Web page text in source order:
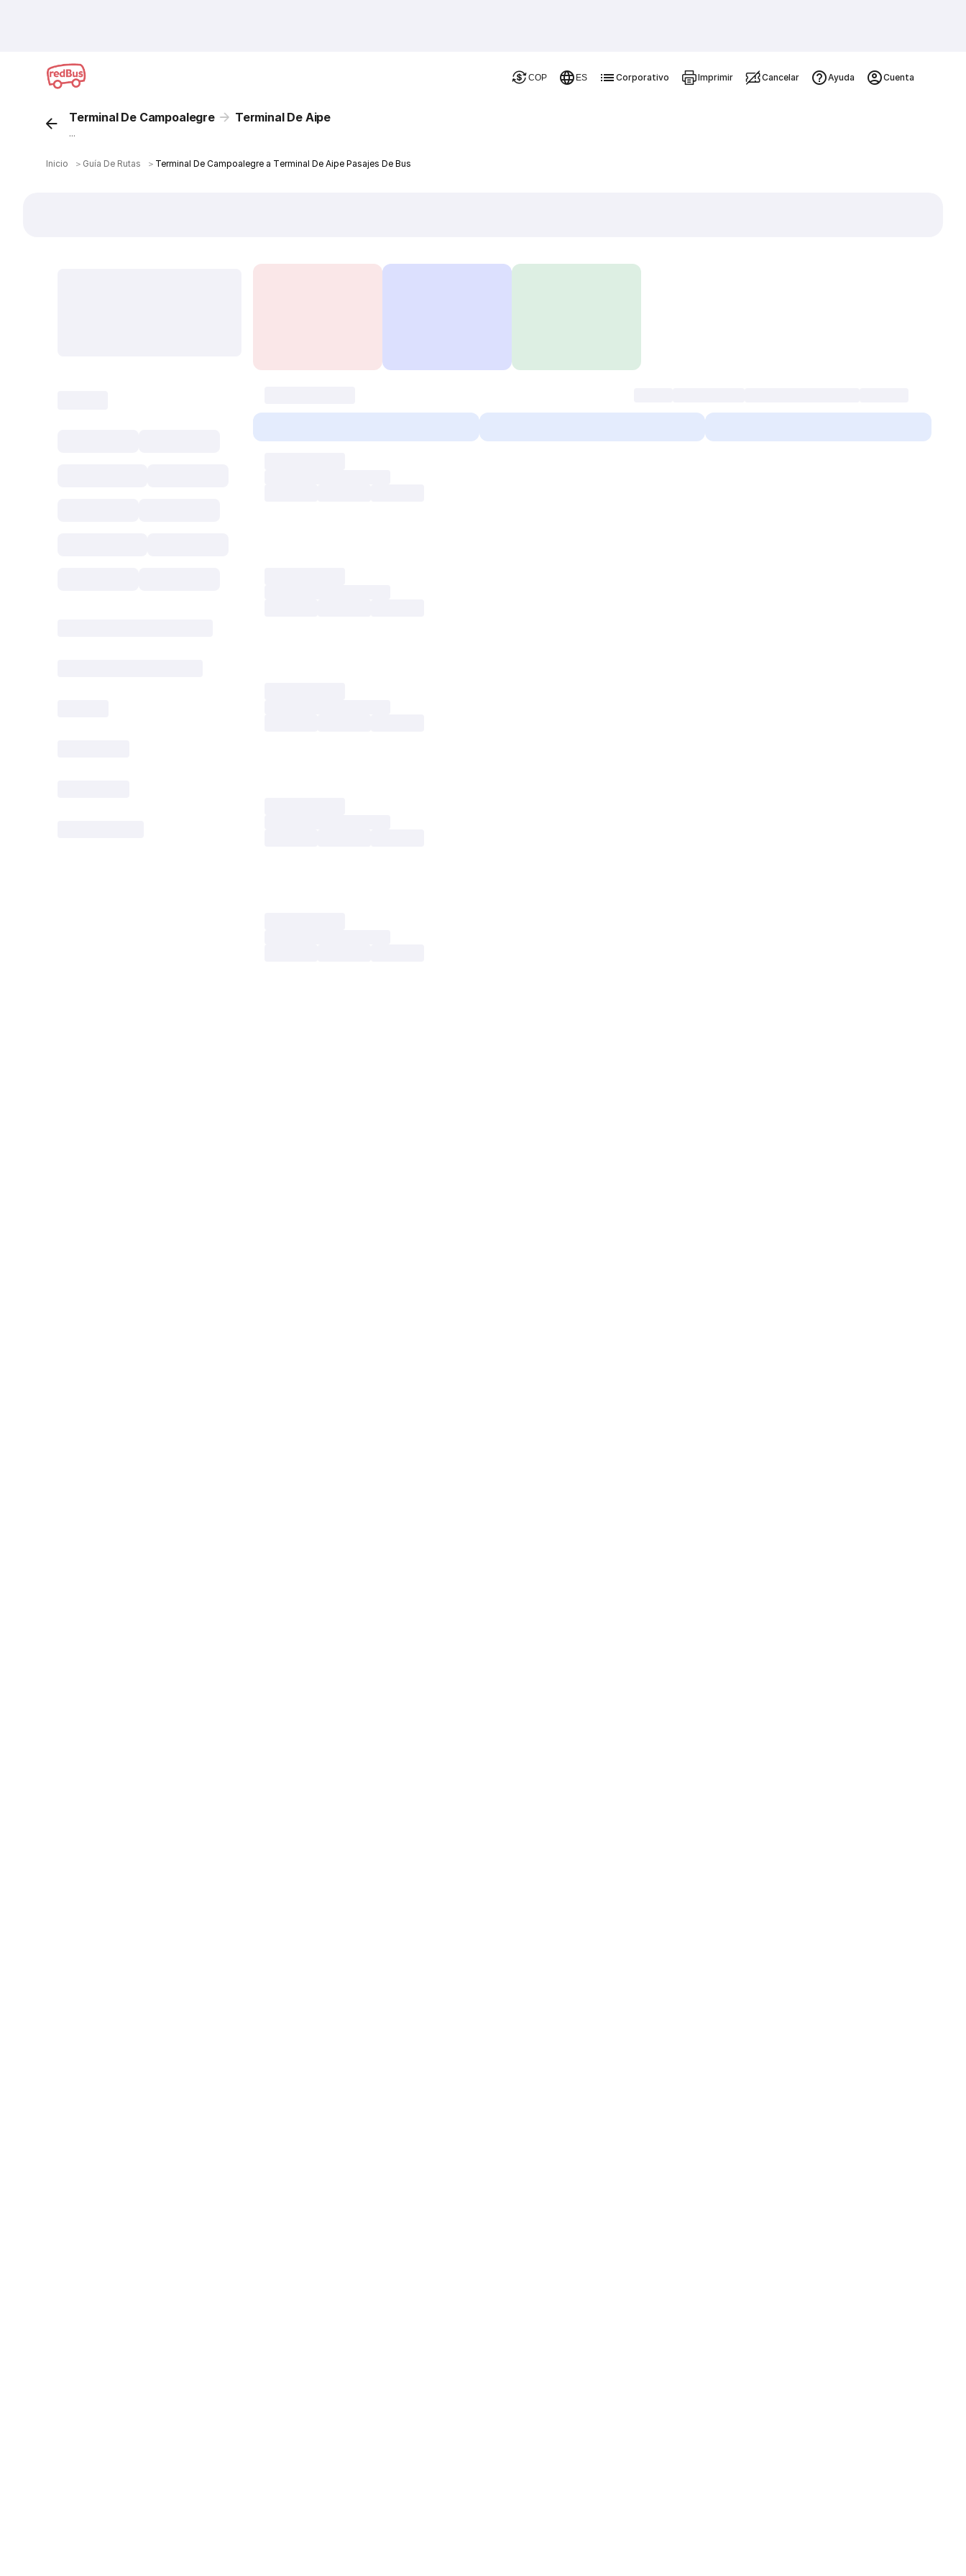
COP ES Corporativo Imprimir Cancelar Ayuda Cuenta
Terminal De Campoalegre Terminal De Aipe
...
Inicio ＞ Guía De Rutas ＞ Terminal De Campoalegre a Terminal De Aipe Pasajes De Bus